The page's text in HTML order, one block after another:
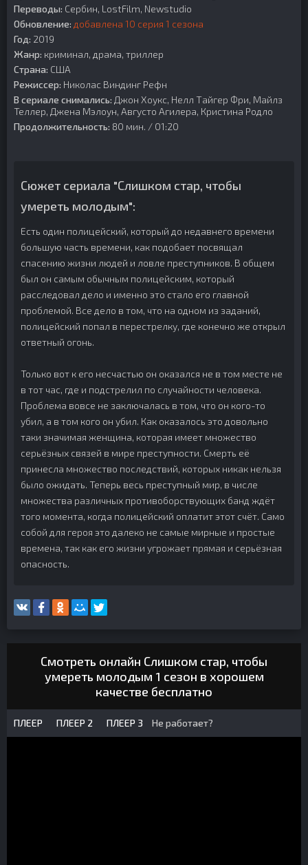
Переводы: Сербин, LostFilm, Newstudio
Обновление: добавлена 10 серия 1 сезона
Год: 2019
Жанр: криминал, драма, триллер
Страна: США
Режиссер: Николас Виндинг Рефн
В сериале снимались: Джон Хоукс, Нелл Тайгер Фри, Майлз
Теллер, Джена Мэлоун, Августо Агилера, Кристина Родло
Продолжительность: 80 мин. / 01:20
Сюжет сериала "Слишком стар, чтобы
умереть молодым":
Есть один полицейский, который до недавнего времени
большую часть времени, как подобает посвящал
спасению жизни людей и ловле преступников. В общем
был он самым обычным полицейским, который
расследовал дело и именно это стало его главной
проблемой. Все дело в том, что на одном из заданий,
полицейский попал в перестрелку, где конечно же открыл
ответный огонь.
Только вот к его несчастью он оказался не в том месте не
в тот час, где и подстрелил по случайности человека.
Проблема вовсе не заключалась в том, что он кого-то
убил, а в том кого он убил. Как оказалось это довольно
таки значимая женщина, которая имеет множество
серьёзных связей в мире преступности. Смерть её
принесла множество последствий, которых никак нельзя
было ожидать. Теперь весь преступный мир, в числе
множества различных противоборствующих банд ждёт
того момента, когда полицейский оплатит этот счёт. Само
собой для героя это далеко не самые мирные и простые
времена, так как его жизни угрожает прямая и серьёзная
опасность.
Смотреть онлайн Слишком стар, чтобы
умереть молодым 1 сезон в хорошем
качестве бесплатно
ПЛЕЕР ПЛЕЕР 2 ПЛЕЕР 3 Не работает?